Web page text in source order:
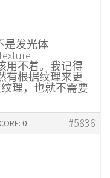
是发光体
用不着。我记得
有根据纹理来更
理，也就不需要
#5836
0